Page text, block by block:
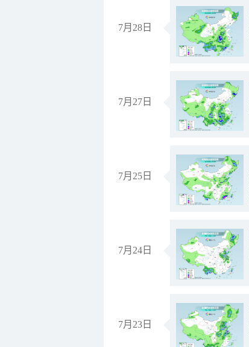
7月28日
7月27日
7月25日
7月24日
7月23日